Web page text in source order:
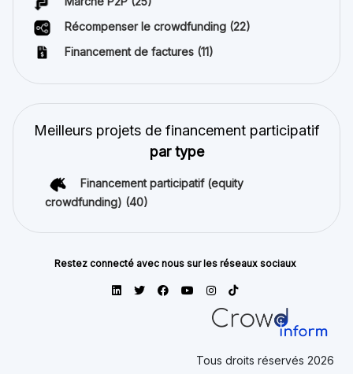
Récompenser le crowdfunding (22)
Financement de factures (11)
Meilleurs projets de financement participatif
par type
Financement participatif (equity
crowdfunding) (40)
Restez connecté avec nous sur les réseaux sociaux
Tous droits réservés 2026